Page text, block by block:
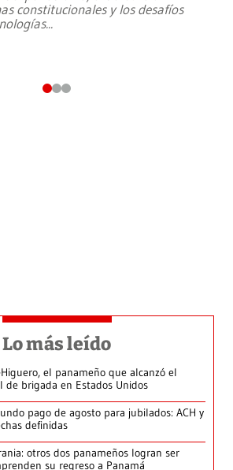
constitucionales y los desafíos
...
Lo más leído
el panameño que alcanzó el
de brigada en Estados Unidos
pago de agosto para jubilados: ACH y
definidas
otros dos panameños logran ser
su regreso a Panamá